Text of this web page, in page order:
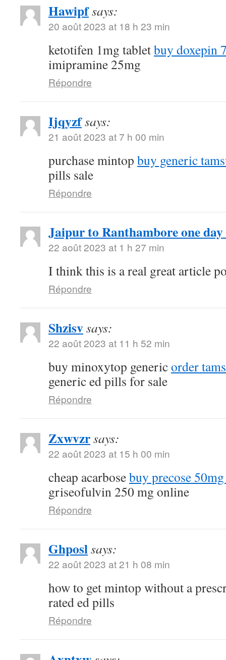
Hawipfsays:
20 août 2023 at 18 h 23 min
ketotifen 1mg tabletbuy doxepin
imipramine 25mg
Répondre
Ijqyzfsays:
21 août 2023 at 7 h 00 min
purchase mintop buy generic
pills sale
Répondre
Jaipur to Ranthambore one
22 août 2023 at 1 h 27 min
I think this is a real great article
Répondre
Shzisvsays:
22 août 2023 at 11 h 52 min
buy minoxytop genericorder
generic ed pills for sale
Répondre
Zxwvzrsays:
22 août 2023 at 15 h 00 min
cheap acarbosebuy precose
griseofulvin 250 mg online
Répondre
Ghposlsays:
22 août 2023 at 21 h 08 min
how to get mintop without a
rated ed pills
Répondre